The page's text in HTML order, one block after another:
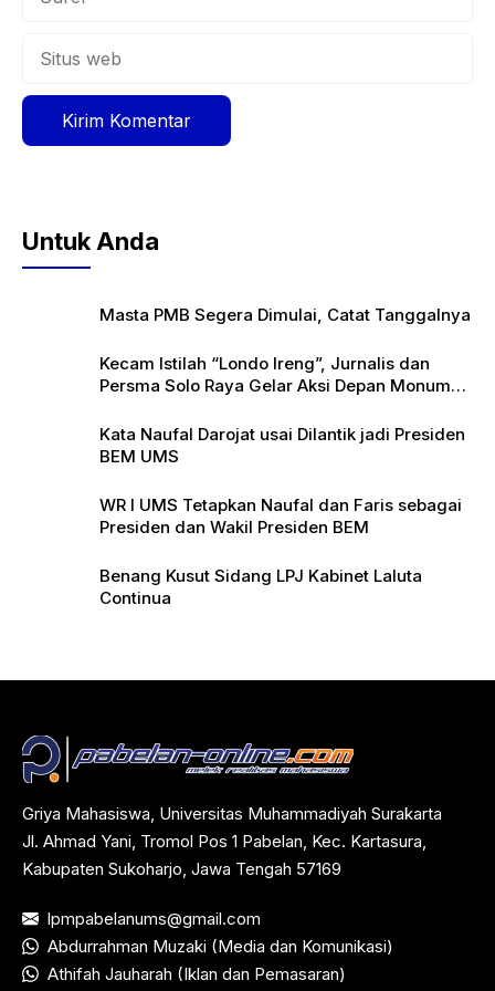
Untuk Anda
Masta PMB Segera Dimulai, Catat Tanggalnya
Kecam Istilah “Londo Ireng”, Jurnalis dan
Persma Solo Raya Gelar Aksi Depan Monumen
Kata Naufal Darojat usai Dilantik jadi Presiden
BEM UMS
WR I UMS Tetapkan Naufal dan Faris sebagai
Presiden dan Wakil Presiden BEM
Benang Kusut Sidang LPJ Kabinet Laluta
Continua
Griya Mahasiswa, Universitas Muhammadiyah Surakarta
Jl. Ahmad Yani, Tromol Pos 1 Pabelan, Kec. Kartasura,
Kabupaten Sukoharjo, Jawa Tengah 57169
lpmpabelanums@gmail.com
Abdurrahman Muzaki (Media dan Komunikasi)
Athifah Jauharah (Iklan dan Pemasaran)